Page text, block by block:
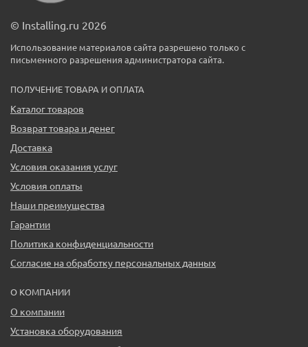
© Installing.ru 2026
Использование материалов сайта разрешено только с
письменного разрешения администратора сайта.
ПОЛУЧЕНИЕ ТОВАРА И ОПЛАТА
Каталог товаров
Возврат товара и денег
Доставка
Условия оказания услуг
Условия оплаты
Наши преимущества
Гарантии
Политика конфиденциальности
Согласие на обработку персональных данных
О КОМПАНИИ
О компании
Установка оборудования